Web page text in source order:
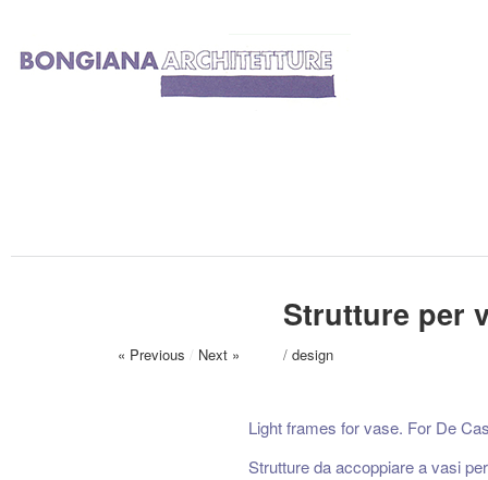
Strutture per
« Previous / Next » / design
Light frames for vase. For De
Strutture da accoppiare a vasi